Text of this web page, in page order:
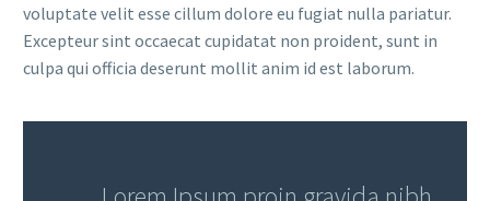
voluptate velit esse cillum dolore eu fugiat nulla pariatur.
Excepteur sint occaecat cupidatat non proident, sunt in
culpa qui officia deserunt mollit anim id est laborum.